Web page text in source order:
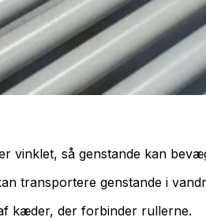
vinklet, så genstande kan
transportere genstande i
kæder, der forbinder rullerne.